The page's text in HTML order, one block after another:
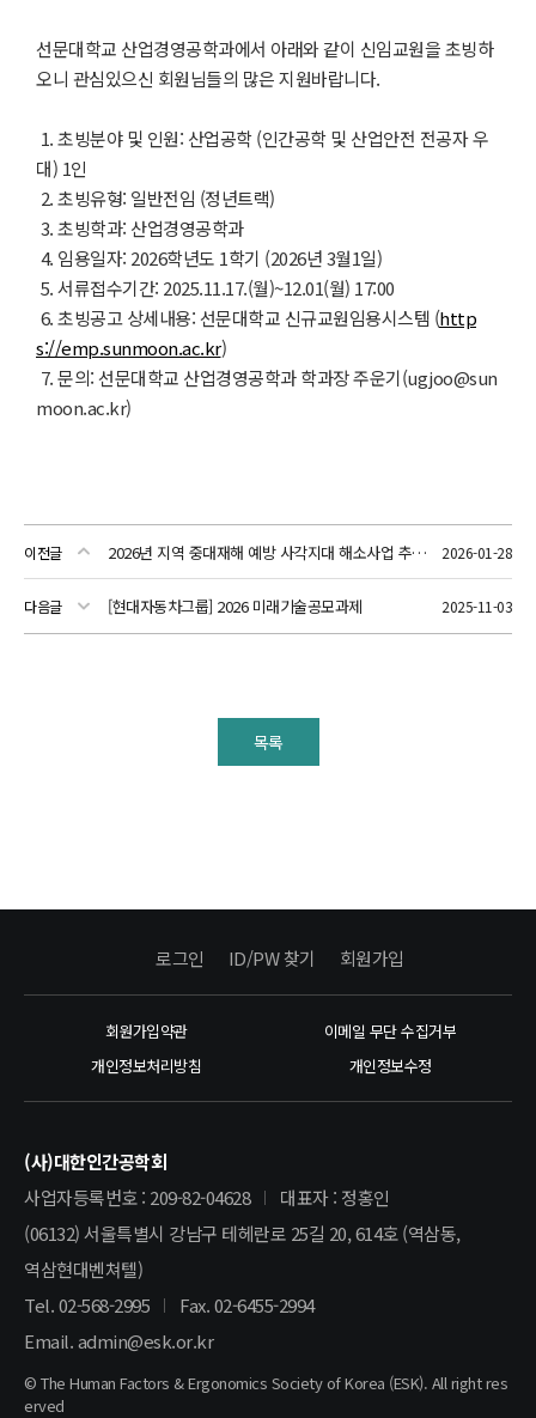
선문대학교 산업경영공학과에서 아래와 같이 신임교원을 초빙하
오니 관심있으신 회원님들의 많은 지원바랍니다.
1. 초빙분야 및 인원: 산업공학 (인간공학 및 산업안전 전공자 우
대) 1인
2. 초빙유형: 일반전임 (정년트랙)
3. 초빙학과: 산업경영공학과
4. 임용일자: 2026학년도 1학기 (2026년 3월1일)
5. 서류접수기간: 2025.11.17.(월)~12.01(월) 17:00
6. 초빙공고 상세내용: 선문대학교 신규교원임용시스템 (http
s://emp.sunmoon.ac.kr)
7. 문의: 선문대학교 산업경영공학과 학과장 주운기(ugjoo@sun
moon.ac.kr)
이전글 2026년 지역 중대재해 예방 사각지대 해소사업 추가공모 2026-01-28
다음글 [현대자동차그룹] 2026 미래기술공모과제 2025-11-03
목록
회원가입약관
이메일 무단 수집거부
개인정보처리방침
개인정보수정
로그인 ID/PW 찾기 회원가입
(사)대한인간공학회
사업자등록번호 : 209-82-04628
대표자 : 정홍인
(06132) 서울특별시 강남구 테헤란로 25길 20, 614호 (역삼동,
역삼현대벤쳐텔)
Tel. 02-568-2995
Fax. 02-6455-2994
Email. admin@esk.or.kr
© The Human Factors & Ergonomics Society of Korea (ESK). All right res
erved